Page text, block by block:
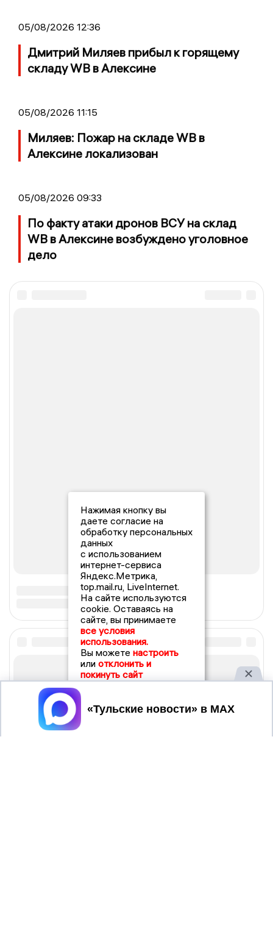
05/08/2026 12:36
Дмитрий Миляев прибыл к горящему
складу WB в Алексине
05/08/2026 11:15
Миляев: Пожар на складе WB в
Алексине локализован
05/08/2026 09:33
По факту атаки дронов ВСУ на склад
WB в Алексине возбуждено уголовное
дело
Нажимая кнопку вы
даете согласие на
обработку персональных
данных
с использованием
интернет-сервиса
Яндекс.Метрика,
top.mail.ru, LiveInternet.
На сайте используются
cookie. Оставаясь на
сайте, вы принимаете
все условия
использования.
Вы можете настроить
или отклонить и
покинуть сайт
Принять